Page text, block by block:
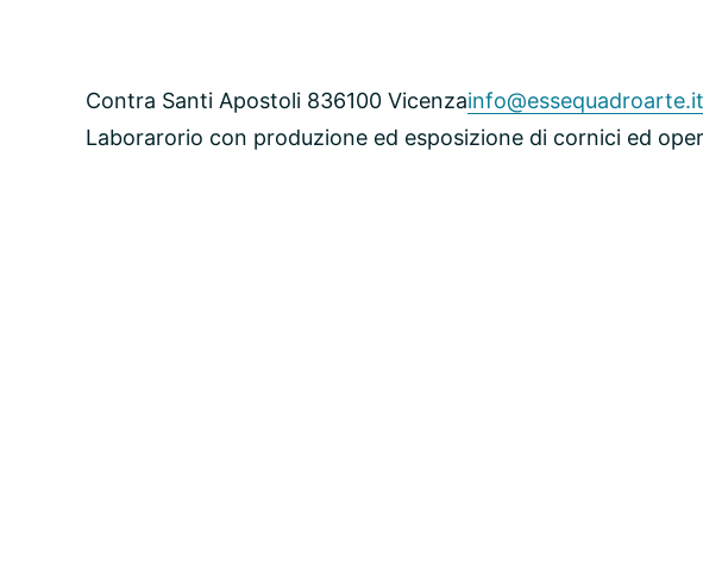
Contra Santi Apostoli 836100 Vicenzainfo@essequadroarte.it
Laborarorio con produzione ed esposizione di cornici ed